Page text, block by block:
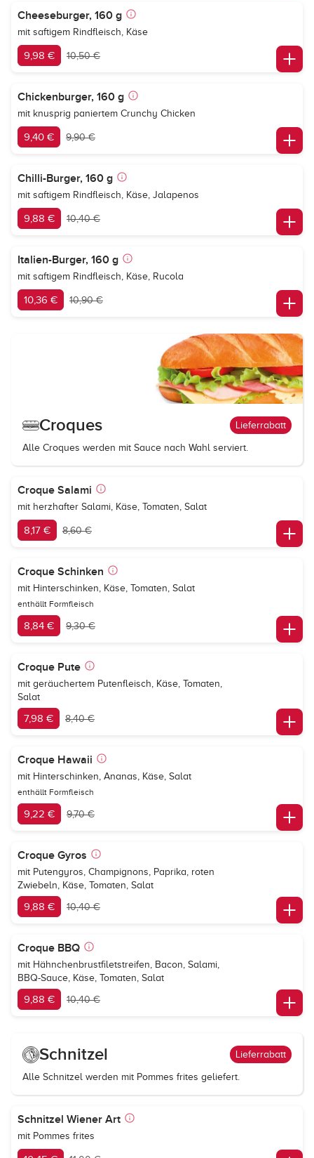
Cheeseburger, 160 g
mit saftigem Rindfleisch, Käse
9,98 € 10,50 €
Chickenburger, 160 g
mit knusprig paniertem Crunchy Chicken
9,40 € 9,90 €
Chilli-Burger, 160 g
mit saftigem Rindfleisch, Käse, Jalapenos
9,88 € 10,40 €
Italien-Burger, 160 g
mit saftigem Rindfleisch, Käse, Rucola
10,36 € 10,90 €
Croques Lieferrabatt
Alle Croques werden mit Sauce nach Wahl serviert.
Croque Salami
mit herzhafter Salami, Käse, Tomaten, Salat
8,17 € 8,60 €
Croque Schinken
mit Hinterschinken, Käse, Tomaten, Salat
enthällt Formfleisch
8,84 € 9,30 €
Croque Pute
mit geräuchertem Putenfleisch, Käse, Tomaten,
Salat
7,98 € 8,40 €
Croque Hawaii
mit Hinterschinken, Ananas, Käse, Salat
enthällt Formfleisch
9,22 € 9,70 €
Croque Gyros
mit Putengyros, Champignons, Paprika, roten
Zwiebeln, Käse, Tomaten, Salat
9,88 € 10,40 €
Croque BBQ
mit Hähnchenbrustfiletstreifen, Bacon, Salami,
BBQ-Sauce, Käse, Tomaten, Salat
9,88 € 10,40 €
Schnitzel Lieferrabatt
Alle Schnitzel werden mit Pommes frites geliefert.
Schnitzel Wiener Art
mit Pommes frites